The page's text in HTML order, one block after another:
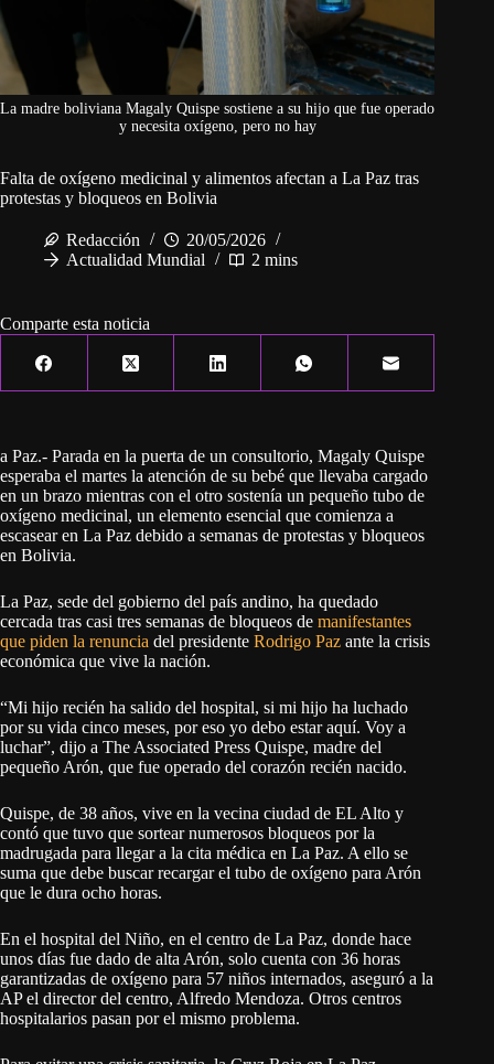
La madre boliviana Magaly Quispe sostiene a su hijo que fue operado
y necesita oxígeno, pero no hay
Falta de oxígeno medicinal y alimentos afectan a La Paz tras
protestas y bloqueos en Bolivia
Redacción
20/05/2026
Actualidad Mundial
2 mins
Comparte esta noticia
a Paz.- Parada en la puerta de un consultorio, Magaly Quispe
esperaba el martes la atención de su bebé que llevaba cargado
en un brazo mientras con el otro sostenía un pequeño tubo de
oxígeno medicinal, un elemento esencial que comienza a
escasear en La Paz debido a semanas de protestas y bloqueos
en Bolivia.
La Paz, sede del gobierno del país andino, ha quedado
cercada tras casi tres semanas de bloqueos de manifestantes
que piden la renuncia del presidente Rodrigo Paz ante la crisis
económica que vive la nación.
“Mi hijo recién ha salido del hospital, si mi hijo ha luchado
por su vida cinco meses, por eso yo debo estar aquí. Voy a
luchar”, dijo a The Associated Press Quispe, madre del
pequeño Arón, que fue operado del corazón recién nacido.
Quispe, de 38 años, vive en la vecina ciudad de EL Alto y
contó que tuvo que sortear numerosos bloqueos por la
madrugada para llegar a la cita médica en La Paz. A ello se
suma que debe buscar recargar el tubo de oxígeno para Arón
que le dura ocho horas.
En el hospital del Niño, en el centro de La Paz, donde hace
unos días fue dado de alta Arón, solo cuenta con 36 horas
garantizadas de oxígeno para 57 niños internados, aseguró a la
AP el director del centro, Alfredo Mendoza. Otros centros
hospitalarios pasan por el mismo problema.